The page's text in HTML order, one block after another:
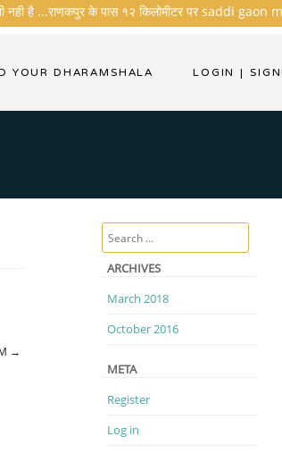
है ...राणकपुर के पास १२ किलोमीटर पर saddi gaon me
YOUR DHARAMSHALA LOGIN |
→
Search
ARCHIVES
March 2018
October 2016
META
Register
Log in